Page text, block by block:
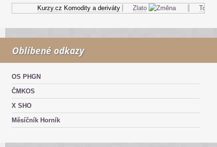
Kurzy.cz Komodity a deriváty Zlato Topný
Oblíbené odkazy
OS PHGN
ČMKOS
X SHO
Měsíčník Horník